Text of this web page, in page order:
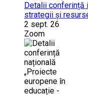
Detalii conferință
strategii și
2 sept. 26
Zoom